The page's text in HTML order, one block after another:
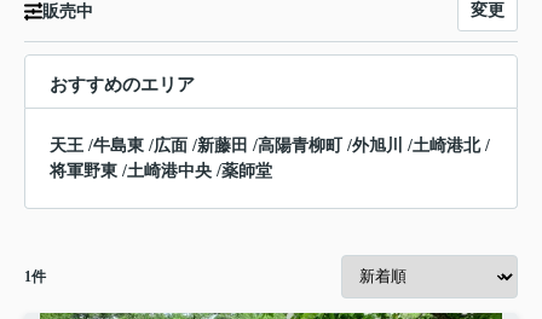
販売中 変更
おすすめのエリア
天王 /牛島東 /広面 /新藤田 /高陽青柳町 /外旭川 /土崎港北/
将軍野東 /土崎港中央 /薬師堂
1件